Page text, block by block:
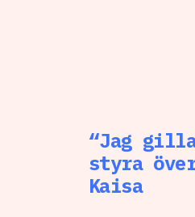
“Jag
styra
Kaisa